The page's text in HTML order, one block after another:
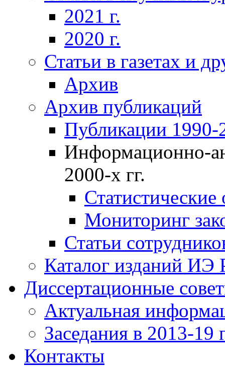
2021 г.
2020 г.
Статьи в газетах и
Архив
Архив публикаций
Публикации 1990-
Информационно-
2000-х гг.
Мониторинг
Статьи
Каталог изданий ИЭ
Диссертационные
Актуальная
Заседания в 2013-19
Контакты